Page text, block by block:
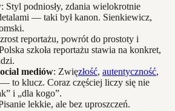
: Styl podniosły, zdania wielokrotnie
— taki był kanon. Sienkiewicz,
reportażu, powrót do prostoty i
szkoła reportażu stawia na konkret,
mediów: Zwięzłość, autentyczność,
to klucz. Coraz częściej liczy się nie
i „dla kogo”.
lekkie, ale bez uproszczeń.